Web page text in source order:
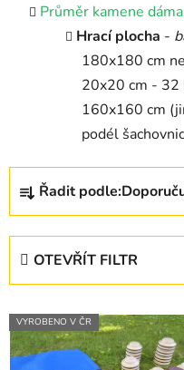
Průměr kamene
Hrací plocha -
180x180 cm
20x20 cm - 32
160x160 cm
podél
z
p
r
Řadit podle:
OTEVŘÍT FILTR
V
ý
p
VYROBENO V ČR